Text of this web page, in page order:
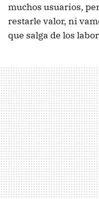
muchos usuarios,
restarle valor, ni
que salga de los